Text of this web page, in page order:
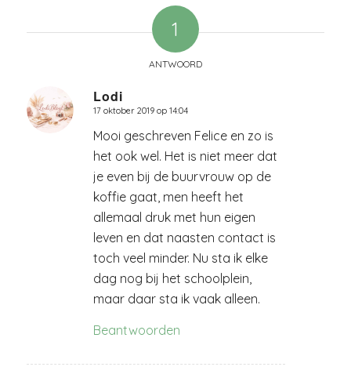
1
ANTWOORD
Lodi
zegt:
17 oktober 2019 op 14:04
Mooi geschreven Felice en zo is
het ook wel. Het is niet meer dat
je even bij de buurvrouw op de
koffie gaat, men heeft het
allemaal druk met hun eigen
leven en dat naasten contact is
toch veel minder. Nu sta ik elke
dag nog bij het schoolplein,
maar daar sta ik vaak alleen.
Beantwoorden